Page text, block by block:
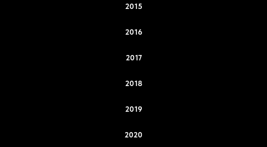
2015
2016
2017
2018
2019
2020